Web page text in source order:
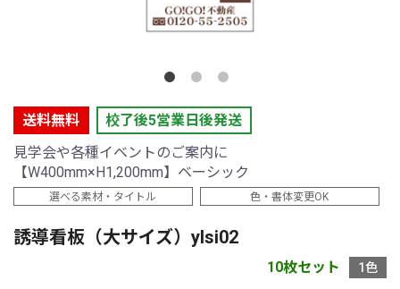
送料無料
校了後5営業日後発送
見学会や各種イベントのご案内に
【W400mm×H1,200mm】ベーシック
選べる素材・タイトル 色・書体変更OK
誘導看板（大サイズ）ylsi02
10枚セット 1色